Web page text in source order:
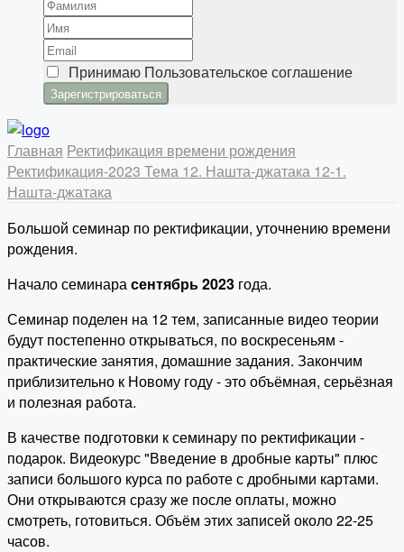
Принимаю Пользовательское соглашение
Главная Ректификация времени рождения
Ректификация-2023 Тема 12. Нашта-джатака 12-1.
Нашта-джатака
Большой семинар по ректификации, уточнению времени
рождения.
Начало семинарасентябрь 2023 года.
Семинар поделен на 12 тем, записанные видео теории
будут постепенно открываться, по воскресеньям -
практические занятия, домашние задания. Закончим
приблизительно к Новому году - это объёмная, серьёзная
и полезная работа.
В качестве подготовки к семинару по ректификации -
подарок. Видеокурс "Введение в дробные карты" плюс
записи большого курса по работе с дробными картами.
Они открываются сразу же после оплаты, можно
смотреть, готовиться. Объём этих записей около 22-25
часов.